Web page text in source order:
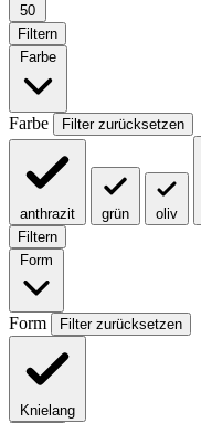
50
Filtern
Farbe
Farbe Filter zurücksetzen
anthrazit grün oliv
Filtern
Form
Form Filter zurücksetzen
Knielang